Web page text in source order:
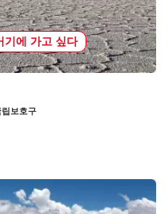
기에 가고 싶다
보호구